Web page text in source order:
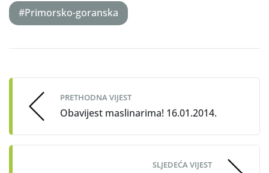
#Primorsko-goranska
navigation
PRETHODNA VIJEST
Obavijest maslinarima! 16.01.2014.
SLJEDEĆA VIJEST